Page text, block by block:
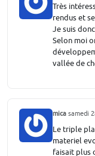
Très
rendus et
Je suis
Selon moi
vallée de
mica samedi
Le triple
materiel
faisait plus